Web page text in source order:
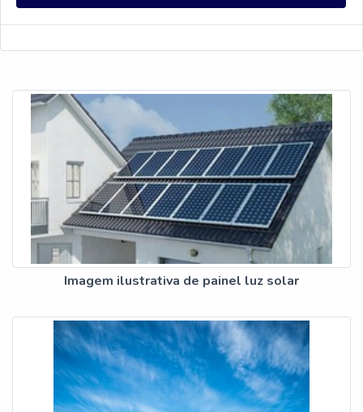
qualidade dos painéis solares, pois eles são
Por isso, é importante escolher painéis de
aproveitamento da energia solar.
Imagem ilustrativa de painel luz solar